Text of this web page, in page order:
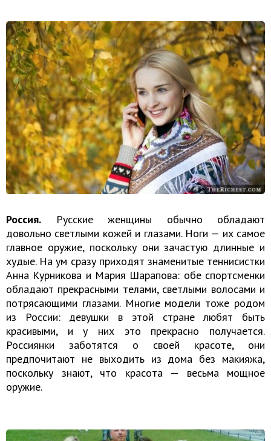
Россия. Русские женщины обычно обладают
довольно светлыми кожей и глазами. Ноги — их самое
главное оружие, поскольку они зачастую длинные и
худые. На ум сразу приходят знаменитые теннисистки
Анна Курникова и Мария Шарапова: обе спортсменки
обладают прекрасными телами, светлыми волосами и
потрясающими глазами. Многие модели тоже родом
из России: девушки в этой стране любят быть
красивыми, и у них это прекрасно получается.
Россиянки заботятся о своей красоте, они
предпочитают не выходить из дома без макияжа,
поскольку знают, что красота — весьма мощное
оружие.